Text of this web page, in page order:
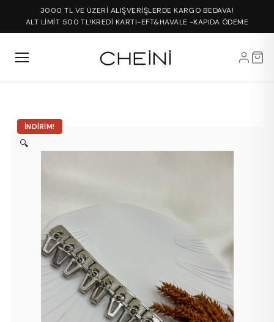
3000 TL VE ÜZERİ ALIŞVERİŞLERDE KARGO BEDAVA!
ALT LİMİT 500 TL!KREDİ KARTI-EFT&HAVALE -KAPIDA ÖDEME
İNDIRIM!
🔍